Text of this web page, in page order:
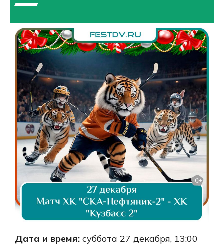
Дата и время: суббота 27 декабря, 13:00